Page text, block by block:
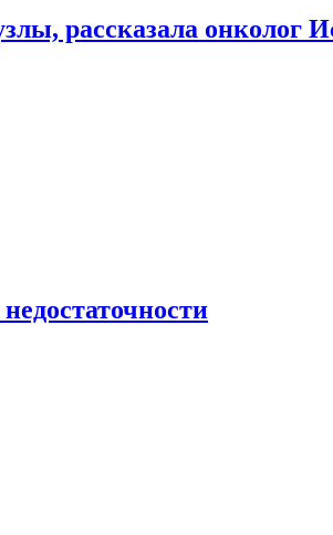
рассказала онколог